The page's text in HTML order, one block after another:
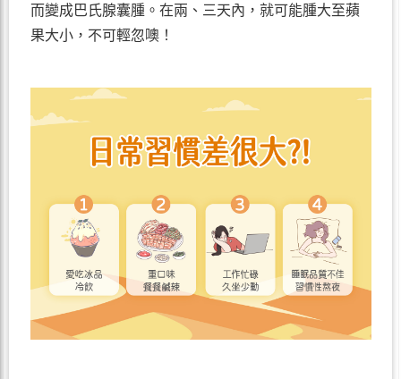
而變成巴氏腺囊腫。在兩、三天內，就可能腫大至蘋
果大小，不可輕忽噢！